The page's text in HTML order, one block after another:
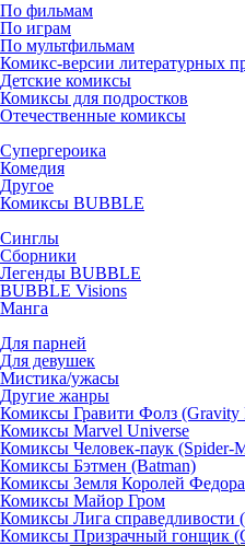
По фильмам
По играм
По мультфильмам
Комикс-версии литературных
Детские комиксы
Комиксы для подростков
Отечественные комиксы
Супергероика
Комедия
Другое
Комиксы BUBBLE
Синглы
Сборники
Легенды BUBBLE
BUBBLE Visions
Манга
Для парней
Для девушек
Мистика/ужасы
Другие жанры
Комиксы Гравити Фолз (Gravity
Комиксы Marvel Universe
Комиксы Человек-паук (Spider-
Комиксы Бэтмен (Batman)
Комиксы Земля Королей
Комиксы Майор Гром
Комиксы Лига справедливости
Комиксы Призрачный гонщик